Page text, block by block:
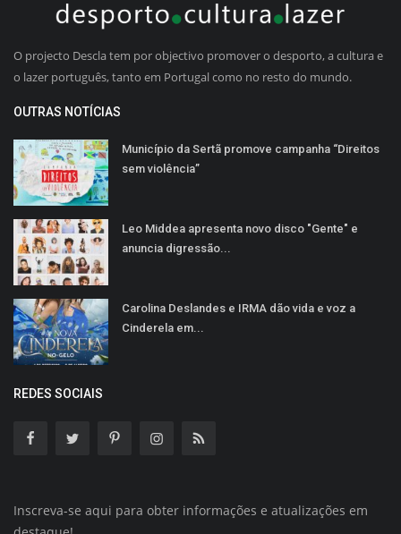
O projecto Descla tem por objectivo promover o desporto, a cultura e
o lazer português, tanto em Portugal como no resto do mundo.
OUTRAS NOTÍCIAS
Município da Sertã promove campanha “Direitos
sem violência”
Leo Middea apresenta novo disco "Gente" e
anuncia digressão...
Carolina Deslandes e IRMA dão vida e voz a
Cinderela em...
REDES SOCIAIS
Inscreva-se aqui para obter informações e atualizações em